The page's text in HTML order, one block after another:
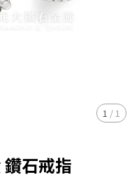
1 /1
石戒指